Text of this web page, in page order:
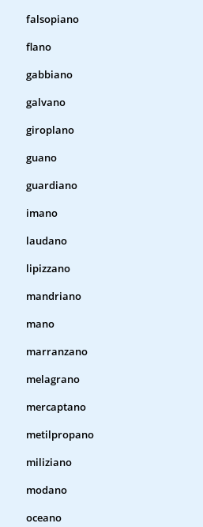
falsopiano
flano
gabbiano
galvano
giroplano
guano
guardiano
imano
laudano
lipizzano
mandriano
mano
marranzano
melagrano
mercaptano
metilpropano
miliziano
modano
oceano